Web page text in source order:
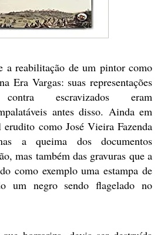
a reabilitação de um pintor como
Era Vargas: suas representações
escravizados eram
antes disso. Ainda em
como José Vieira Fazenda
a queima dos documentos
mas também das gravuras que a
como exemplo uma estampa de
um negro sendo flagelado no